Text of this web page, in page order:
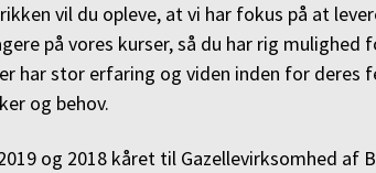
vil du opleve, at vi har fokus på at
på vores kurser, så du har rig
har stor erfaring og viden inden for
og behov.
og 2018 kåret til Gazellevirksomhed